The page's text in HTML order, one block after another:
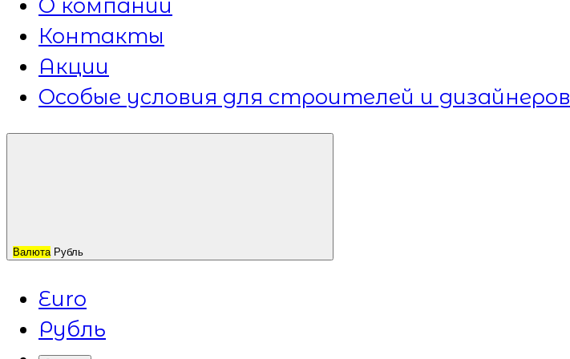
О компании
Контакты
Акции
Особые условия для строителей и дизайнеров
Валюта Рубль
Euro
Рубль